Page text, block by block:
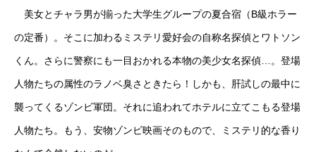
美女とチャラ男が揃った大学生グループの夏合宿（B級ホラー
の定番）。そこに加わるミステリ愛好会の自称名探偵とワトソン
くん。さらに警察にも一目おかれる本物の美少女名探偵…。登場
人物たちの属性のラノベ臭さときたら！しかも、肝試しの最中に
襲ってくるゾンビ軍団。それに追われてホテルに立てこもる登場
人物たち。もう、安物ゾンビ映画そのもので、ミステリ的な香り